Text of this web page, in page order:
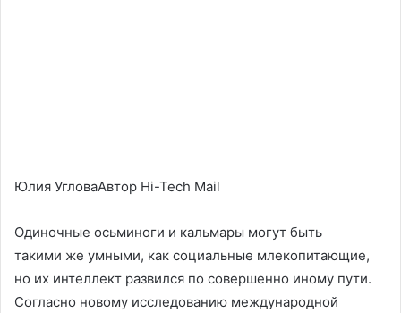
Юлия УгловаАвтор Hi-Tech Mail
Одиночные осьминоги и кальмары могут быть
такими же умными, как социальные млекопитающие,
но их интеллект развился по совершенно иному пути.
Согласно новому исследованию международной